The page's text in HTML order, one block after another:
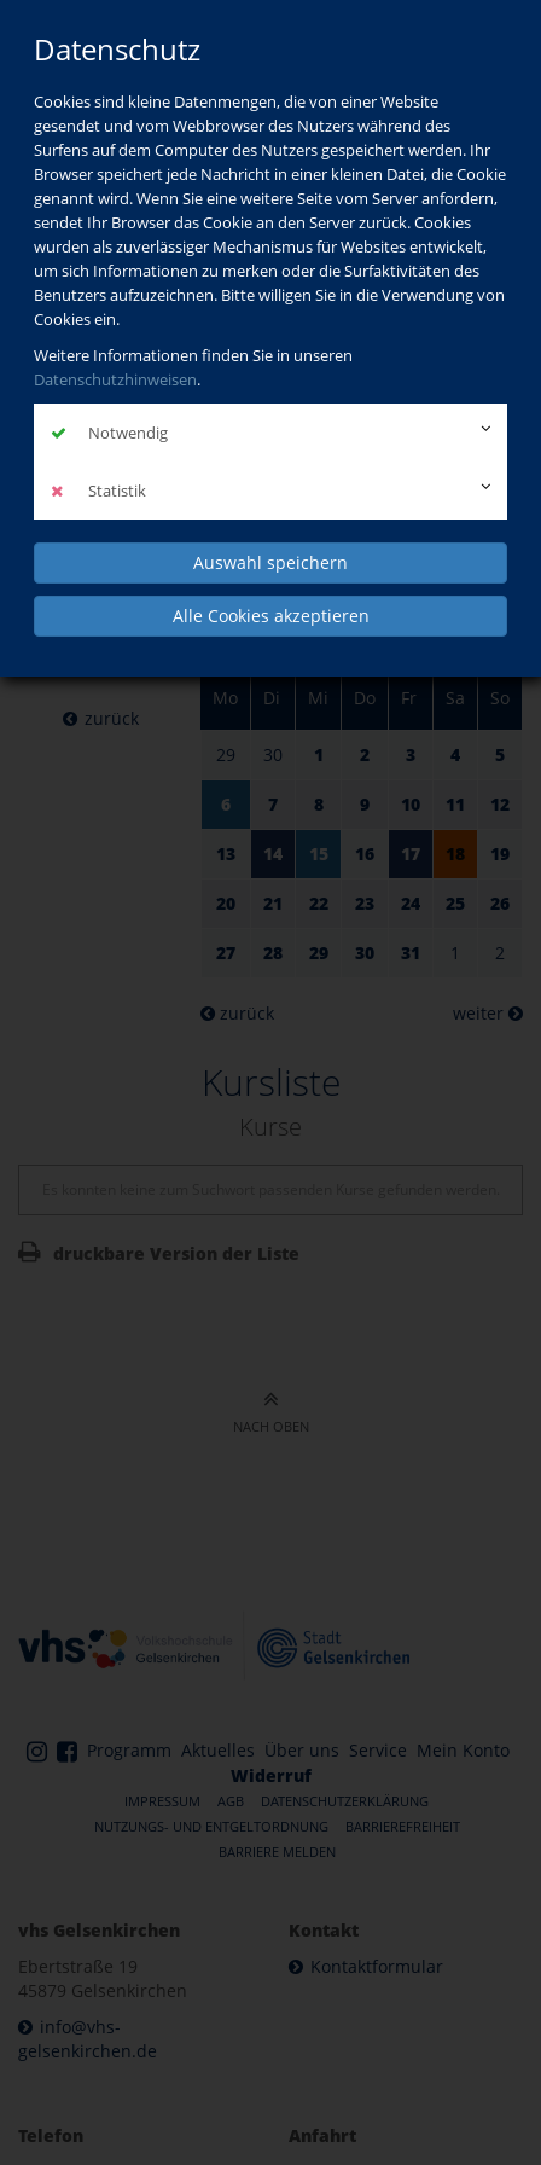
Datenschutz
Cookies sind kleine Datenmengen, die von einer Website
gesendet und vom Webbrowser des Nutzers während des
Surfens auf dem Computer des Nutzers gespeichert werden. Ihr
Browser speichert jede Nachricht in einer kleinen Datei, die Cookie
genannt wird. Wenn Sie eine weitere Seite vom Server anfordern,
sendet Ihr Browser das Cookie an den Server zurück. Cookies
wurden als zuverlässiger Mechanismus für Websites entwickelt,
um sich Informationen zu merken oder die Surfaktivitäten des
Benutzers aufzuzeichnen. Bitte willigen Sie in die Verwendung von
Cookies ein.
Weitere Informationen finden Sie in unseren
Datenschutzhinweisen.
Notwendig
Statistik
Auswahl speichern
Alle Cookies akzeptieren
LOGIN MENÜ
im Juli
Mo Di Mi Do Fr Sa So
29 30 1 2 3 4 5
6 7 8 9 10 11 12
13 14 15 16 17 18 19
20 21 22 23 24 25 26
27 28 29 30 31 1 2
zurück weiter
am 18.
Juli 2026
zurück
Kursliste
Kurse
druckbare Version der Liste
NACH OBEN
Programm Aktuelles Über uns Service Mein Konto
Widerruf
IMPRESSUM AGB
DATENSCHUTZERKLÄRUNG
NUTZUNGS- UND ENTGELTORDNUNG
BARRIEREFREIHEIT
BARRIERE MELDEN
vhs Gelsenkirchen
Ebertstraße 19
45879 Gelsenkirchen
info@vhs-
gelsenkirchen.de
Kontakt
Kontaktformular
Telefon
Anfahrt